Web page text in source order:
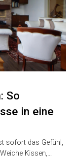
So
in eine
sofort das Gefühl,
Kissen,…